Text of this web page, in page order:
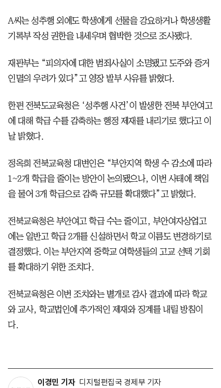
A씨는 성추행 외에도 학생에게 선물을 강요하거나 학생생활
기록부 작성 권한을 내세우며 협박한 것으로 조사됐다.
재판부는 “피의자에 대한 범죄사실이 소명됐고 도주와 증거
인멸의 우려가 있다”고 영장 발부 사유를 밝혔다.
한편 전북도교육청은 ‘성추행 사건’이 발생한 전북 부안여고
에 대해 학급 수를 감축하는 행정 제재를 내리기로 했다고 이
날 밝혔다.
정옥희 전북교육청 대변인은 “부안지역 학생 수 감소에 따라
1~2개 학급을 줄이는 방안이 논의됐으나, 이번 사태에 책임
을 물어 3개 학급으로 감축 규모를 확대했다”고 밝혔다.
전북교육청은 부안여고 학급 수는 줄이고, 부안여자상업고
에는 일반고 학급 2개를 신설하면서 학교 이름도 변경하기로
결정했다. 이는 부안지역 중학교 여학생들의 고교 선택 기회
를 확대하기 위한 조치다.
전북교육청은 이번 조치와는 별개로 감사 결과에 따라 학교
와 교사, 학교법인에 추가적인 제재와 징계를 내릴 방침이
다.
이경민 기자 디지털편집국 경제부 기자